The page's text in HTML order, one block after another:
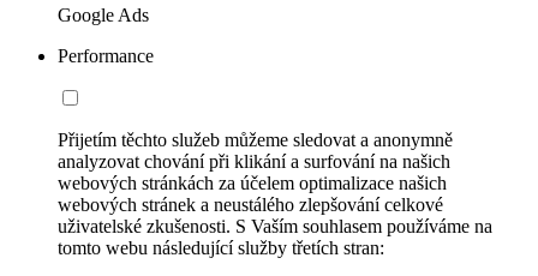
Google Ads
Performance
Přijetím těchto služeb můžeme sledovat a anonymně
analyzovat chování při klikání a surfování na našich
webových stránkách za účelem optimalizace našich
webových stránek a neustálého zlepšování celkové
uživatelské zkušenosti. S Vaším souhlasem používáme na
tomto webu následující služby třetích stran: